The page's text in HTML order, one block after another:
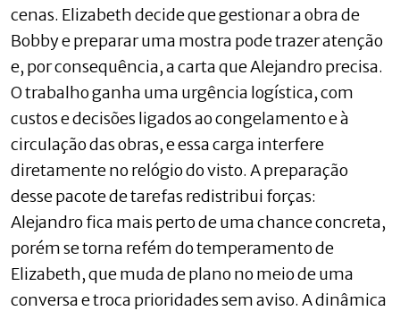
cenas. Elizabeth decide que gestionar a obra de
Bobby e preparar uma mostra pode trazer atenção
e, por consequência, a carta que Alejandro precisa.
O trabalho ganha uma urgência logística, com
custos e decisões ligados ao congelamento e à
circulação das obras, e essa carga interfere
diretamente no relógio do visto. A preparação
desse pacote de tarefas redistribui forças:
Alejandro fica mais perto de uma chance concreta,
porém se torna refém do temperamento de
Elizabeth, que muda de plano no meio de uma
conversa e troca prioridades sem aviso. A dinâmica